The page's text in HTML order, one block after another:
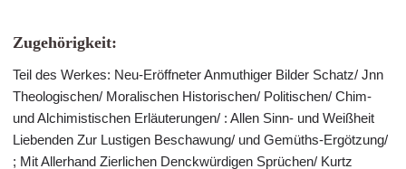
Zugehörigkeit:
Teil des Werkes: Neu-Eröffneter Anmuthiger Bilder Schatz/ Jnn
Theologischen/ Moralischen Historischen/ Politischen/ Chim-
und Alchimistischen Erläuterungen/ : Allen Sinn- und Weißheit
Liebenden Zur Lustigen Beschawung/ und Gemüths-Ergötzung/
; Mit Allerhand Zierlichen Denckwürdigen Sprüchen/ Kurtz